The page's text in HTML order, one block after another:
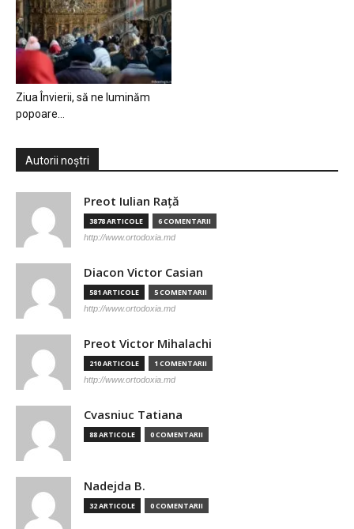
Ziua Învierii, să ne luminăm
popoare…
Autorii noștri
Preot Iulian Raţă
3878 ARTICOLE 6 COMENTARII
http://www.ortodoxia.md
Diacon Victor Casian
581 ARTICOLE 5 COMENTARII
http://www.ortodoxia.md
Preot Victor Mihalachi
210 ARTICOLE 1 COMENTARII
http://www.ortodoxia.md
Cvasniuc Tatiana
88 ARTICOLE 0 COMENTARII
Nadejda B.
32 ARTICOLE 0 COMENTARII